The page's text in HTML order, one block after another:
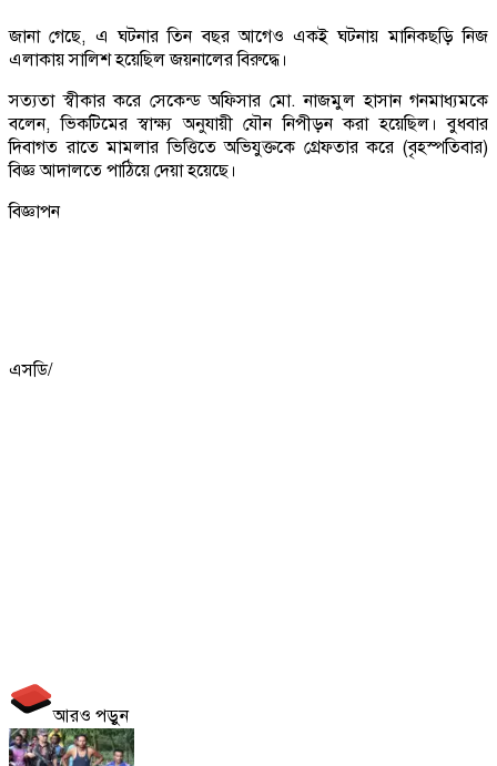
জানা গেছে, এ ঘটনার তিন বছর আগেও একই ঘটনায় মানিকছড়ি নিজ
এলাকায় সালিশ হয়েছিল জয়নালের বিরুদ্ধে।
সত্যতা স্বীকার করে সেকেন্ড অফিসার মো. নাজমুল হাসান গনমাধ্যমকে
বলেন, ভিকটিমের স্বাক্ষ্য অনুযায়ী যৌন নিপীড়ন করা হয়েছিল। বুধবার
দিবাগত রাতে মামলার ভিত্তিতে অভিযুক্তকে গ্রেফতার করে (বৃহস্পতিবার)
বিজ্ঞ আদালতে পাঠিয়ে দেয়া হয়েছে।
বিজ্ঞাপন
এসডি/
আরও পড়ুন